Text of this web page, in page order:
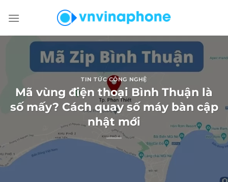
đến
TIN TỨC CÔNG NGHỆ
Mã vùng điện thoại Bình Thuận là
số mấy? Cách quay số máy bàn cập
nhật mới